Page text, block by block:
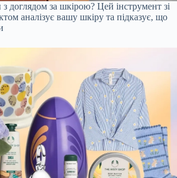
доглядом за шкірою? Цей інструмент зі
аналізує вашу шкіру та підказує, що